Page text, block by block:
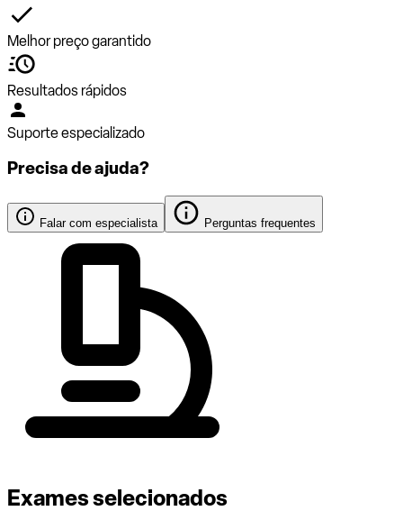
Melhor preço garantido
Resultados rápidos
Suporte especializado
Precisa de ajuda?
Falar com especialista Perguntas frequentes
Exames selecionados